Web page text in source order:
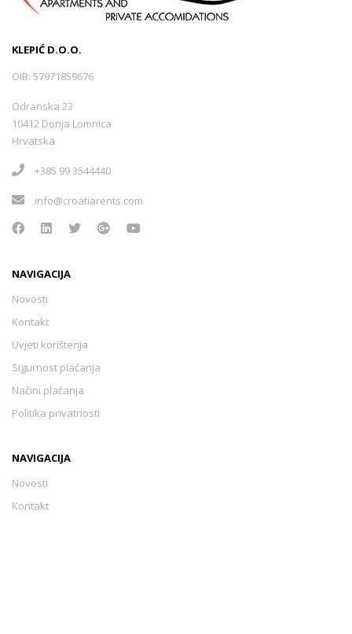
KLEPIĆ D.O.O.
OIB: 57971859676
Odranska 23
10412 Donja Lomnica
Hrvatska
+385 99 3544440
info@croatiarents.com
NAVIGACIJA
Novosti
Kontakt
Uvjeti korištenja
Sigurnost plaćanja
Načini plaćanja
Politika privatnosti
NAVIGACIJA
Novosti
Kontakt